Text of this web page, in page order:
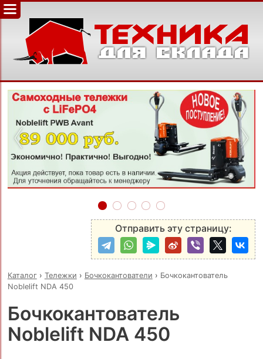
‹ ›
Отправить эту страницу:
Каталог› Тележки › Бочкокантователи › Бочкокантователь
Noblelift NDA 450
Бочкокантователь
Noblelift NDA 450